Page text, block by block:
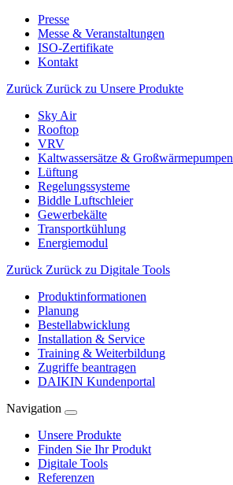
Presse
Messe & Veranstaltungen
ISO-Zertifikate
Kontakt
Zurück Zurück zu Unsere Produkte
Sky Air
Rooftop
VRV
Kaltwassersätze & Großwärmepumpen
Lüftung
Regelungssysteme
Biddle Luftschleier
Gewerbekälte
Transportkühlung
Energiemodul
Zurück Zurück zu Digitale Tools
Produktinformationen
Planung
Bestellabwicklung
Installation & Service
Training & Weiterbildung
Zugriffe beantragen
DAIKIN Kundenportal
Navigation
Unsere Produkte
Finden Sie Ihr Produkt
Digitale Tools
Referenzen